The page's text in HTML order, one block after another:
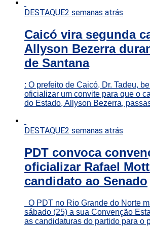
DESTAQUE2 semanas atrás
Caicó vira segunda
Allyson Bezerra
de Santana
: O prefeito de Caicó, Dr. Tadeu,
oficializar um convite para que o
do Estado, Allyson Bezerra,
DESTAQUE2 semanas atrás
PDT convoca
oficializar Rafael
candidato ao Senado
O PDT no Rio Grande do Norte
sábado (25) a sua Convenção
as candidaturas do partido para o